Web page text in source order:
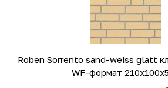
Roben Sorrento sand-weiss glatt
WF-формат